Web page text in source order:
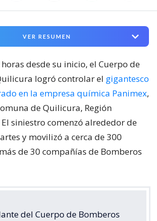
VER RESUMEN
desde su inicio, el Cuerpo de
logró controlar el gigantesco
en la empresa química Panimex,
de Quilicura, Región
siniestro comenzó alrededor de
y movilizó a cerca de 300
de 30 compañías de Bomberos
del Cuerpo de Bomberos